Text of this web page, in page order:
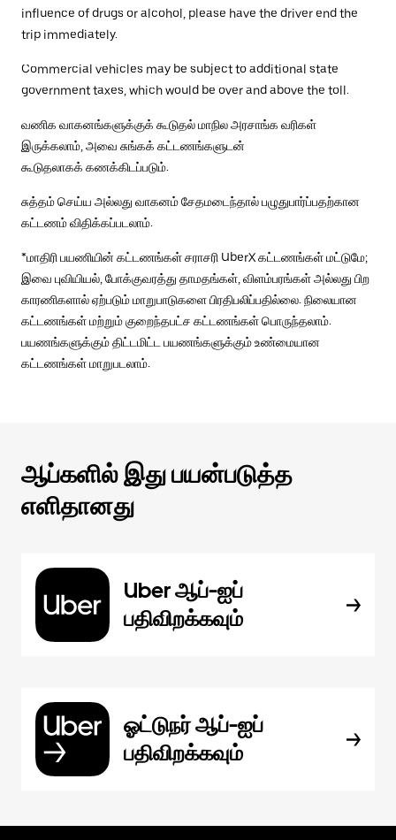
influence of drugs or alcohol, please have the driver end the
trip immediately.
Commercial vehicles may be subject to additional state
government taxes, which would be over and above the toll.
வணிக வாகனங்களுக்குக் கூடுதல் மாநில அரசாங்க வரிகள்
இருக்கலாம், அவை சுங்கக் கட்டணங்களுடன்
கூடுதலாகக் கணக்கிடப்படும்.
சுத்தம் செய்ய அல்லது வாகனம் சேதமடைந்தால் பழுதுபார்ப்பதற்கான
கட்டணம் விதிக்கப்படலாம்.
*மாதிரி பயணியின் கட்டணங்கள் சராசரி UberX கட்டணங்கள் மட்டுமே;
இவை புவியியல், போக்குவரத்து தாமதங்கள், விளம்பரங்கள் அல்லது பிற
காரணிகளால் ஏற்படும் மாறுபாடுகளை பிரதிபலிப்பதில்லை. நிலையான
கட்டணங்கள் மற்றும் குறைந்தபட்ச கட்டணங்கள் பொருந்தலாம்.
பயணங்களுக்கும் திட்டமிட்ட பயணங்களுக்கும் உண்மையான
கட்டணங்கள் மாறுபடலாம்.
ஆப்களில் இது பயன்படுத்த
எளிதானது
Uber ஆப்-ஐப்
பதிவிறக்கவும்
ஓட்டுநர் ஆப்-ஐப்
பதிவிறக்கவும்